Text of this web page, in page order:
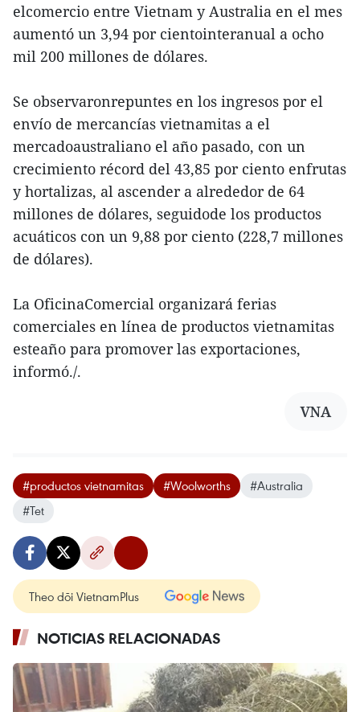
elcomercio entre Vietnam y Australia en el mes
aumentó un 3,94 por cientointeranual a ocho
mil 200 millones de dólares.
Se observaronrepuntes en los ingresos por el
envío de mercancías vietnamitas a el
mercadoaustraliano el año pasado, con un
crecimiento récord del 43,85 por ciento enfrutas
y hortalizas, al ascender a alrededor de 64
millones de dólares, seguidode los productos
acuáticos con un 9,88 por ciento (228,7 millones
de dólares).
La OficinaComercial organizará ferias
comerciales en línea de productos vietnamitas
esteaño para promover las exportaciones,
informó./.
VNA
#productos vietnamitas #Woolworths
#Australia
#Tet
Theo dõi VietnamPlus
NOTICIAS RELACIONADAS